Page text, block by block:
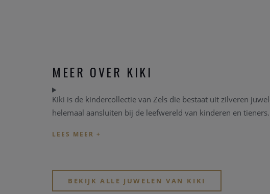
MEER OVER KIKI
Kiki is de kindercollectie van Zels die bestaat uit zilveren
helemaal aansluiten bij de leefwereld van kinderen en
BEKIJK ALLE JUWELEN VAN KIKI